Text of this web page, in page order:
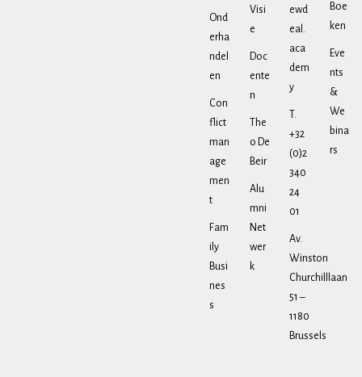
Ond
erha
ndel
en
Con
flict
man
age
men
t
Fam
ily
Busi
nes
s
Visi
e
Doc
ente
n
The
o De
Beir
Alu
mni
Net
wer
k
ewd
eal.
aca
dem
y
T.
+32
(0)2
340
24
01
Av.
Winston
Churchilllaan
51 –
1180
Brussels
Boe
ken
Eve
nts
&
We
bina
rs